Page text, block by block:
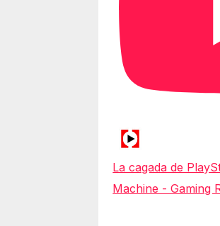
La cagada de
Machine - Gaming